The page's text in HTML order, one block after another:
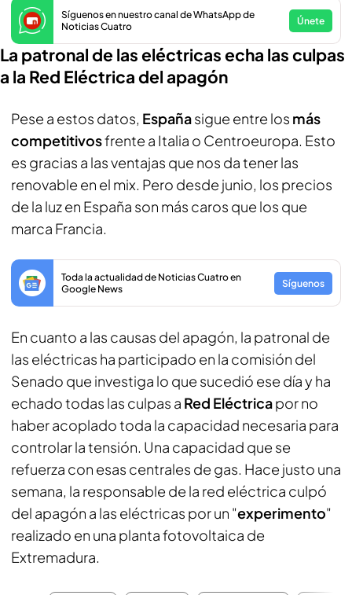
Síguenos en nuestro canal de WhatsApp de
Noticias Cuatro
Únete
La patronal de las eléctricas echa las culpas
a la Red Eléctrica del apagón
Pese a estos datos, Españasigue entre los más
competitivosfrente a Italia o Centroeuropa. Esto
es gracias a las ventajas que nos da tener las
renovable en el mix. Pero desde junio, los precios
de la luz en España son más caros que los que
marca Francia.
Toda la actualidad de Noticias Cuatro en
Google News
Síguenos
En cuanto a las causas del apagón, la patronal de
las eléctricas ha participado en la comisión del
Senado que investiga lo que sucedió ese día y ha
echado todas las culpas a Red Eléctricapor no
haber acoplado toda la capacidad necesaria para
controlar la tensión. Una capacidad que se
refuerza con esas centrales de gas. Hace justo una
semana, la responsable de la red eléctrica culpó
del apagón a las eléctricas por un "experimento"
realizado en una planta fotovoltaica de
Extremadura.